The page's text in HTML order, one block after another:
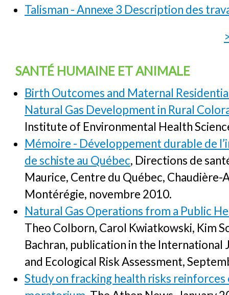
Talisman - Annexe 3 Description des
SANTÉ HUMAINE ET ANIMALE
Birth Outcomes and Maternal
Natural Gas Development in Rural
Institute of Environmental Health
Mémoire - Développement durable de
de schiste au Québec, Directions de
Maurice, Centre du Québec, Chaudière-
Montérégie, novembre 2010.
Natural Gas Operations from a Public
Theo Colborn, Carol Kwiatkowski, Kim
Bachran, publication in the International
and Ecological Risk Assessment,
Study on fracking health risks